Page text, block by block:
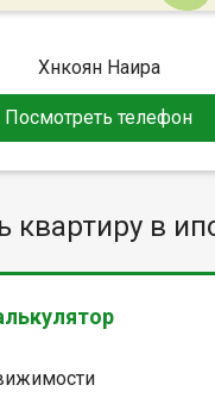
Хнкоян Наира
Посмотреть телефон
квартиру в